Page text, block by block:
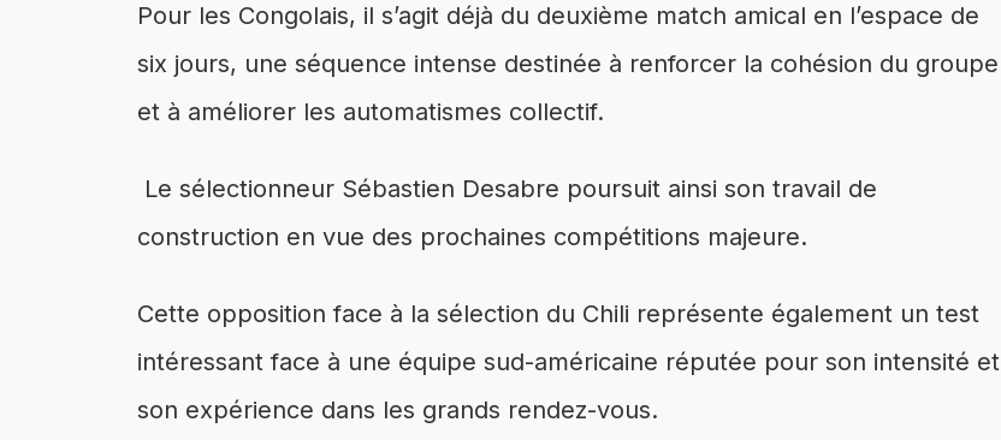
Pour les Congolais, il s’agit déjà du deuxième match amical en l’espace de
six jours, une séquence intense destinée à renforcer la cohésion du groupe
et à améliorer les automatismes collectif.
Le sélectionneur Sébastien Desabre poursuit ainsi son travail de
construction en vue des prochaines compétitions majeure.
Cette opposition face à la sélection du Chili représente également un test
intéressant face à une équipe sud-américaine réputée pour son intensité et
son expérience dans les grands rendez-vous.